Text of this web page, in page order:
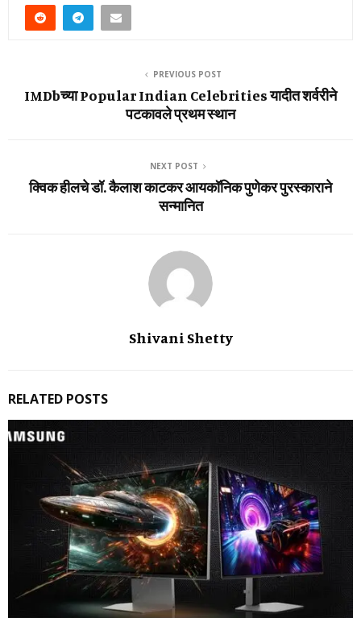
PREVIOUS POST
IMDbच्या Popular Indian Celebrities यादीत शर्वरीने
पटकावले प्रथम स्थान
NEXT POST
क्विक हीलचे डॉ. कैलाश काटकर आयकॉनिक पुणेकर पुरस्काराने
सन्मानित
Shivani Shetty
RELATED POSTS